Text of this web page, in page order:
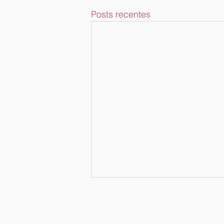
Posts recentes